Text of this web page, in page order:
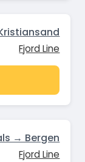
Fjord Line
→ Bergen
Fjord Line